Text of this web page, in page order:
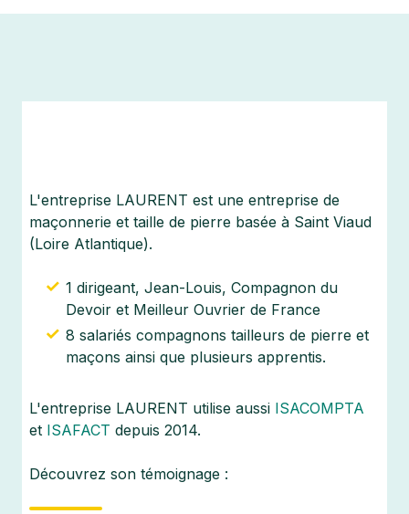
L'entreprise LAURENT est une entreprise de
maçonnerie et taille de pierre basée à Saint Viaud
(Loire Atlantique).
1 dirigeant, Jean-Louis, Compagnon du
Devoir et Meilleur Ouvrier de France
8 salariés compagnons tailleurs de pierre et
maçons ainsi que plusieurs apprentis.
L'entreprise LAURENT utilise aussi ISACOMPTA
et ISAFACT depuis 2014.
Découvrez son témoignage :